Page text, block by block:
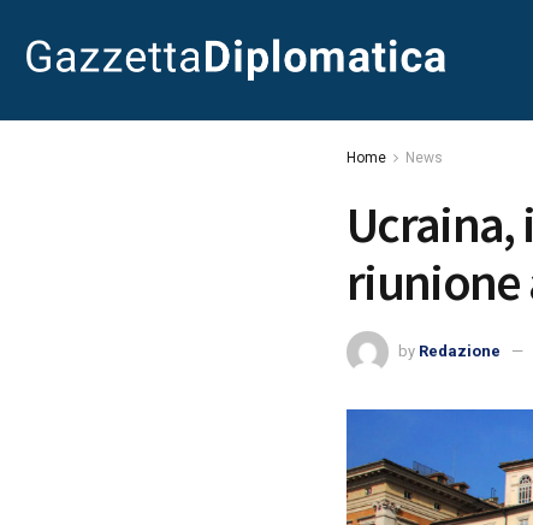
Home News
Ucraina,
riunione
by Redazione